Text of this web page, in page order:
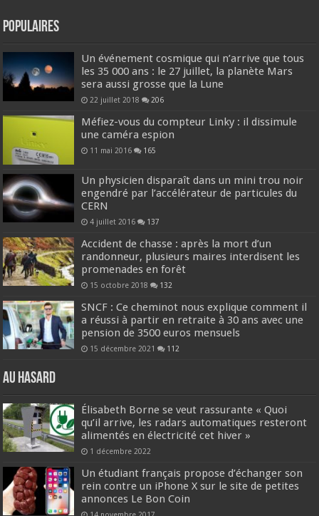
Populaires
Un événement cosmique qui n’arrive que tous
les 35 000 ans : le 27 juillet, la planète Mars
sera aussi grosse que la Lune
22 juillet 2018 206
Méfiez-vous du compteur Linky : il dissimule
une caméra espion
11 mai 2016 165
Un physicien disparaît dans un mini trou noir
engendré par l’accélérateur de particules du
CERN
4 juillet 2016 137
Accident de chasse : après la mort d’un
randonneur, plusieurs maires interdisent les
promenades en forêt
15 octobre 2018 132
SNCF : Ce cheminot nous explique comment il
a réussi à partir en retraite à 30 ans avec une
pension de 3500 euros mensuels
15 décembre 2021 112
Au hasard
Élisabeth Borne se veut rassurante « Quoi
qu’il arrive, les radars automatiques resteront
alimentés en électricité cet hiver »
1 décembre 2022
Un étudiant français propose d’échanger son
rein contre un iPhone X sur le site de petites
annonces Le Bon Coin
14 novembre 2017